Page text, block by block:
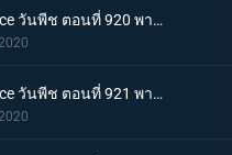
One piece วันพีช ตอนที่ 920 พากย์ไทย ร้านสุดดัง! โซบะหมายเลข 18 ของซันจิ!
One piece วันพีช ตอนที่ 921 พากย์ไทย ความงดงามตระการตา สาวงามแห่งประเทศวาโนะ โคมุราซากิ